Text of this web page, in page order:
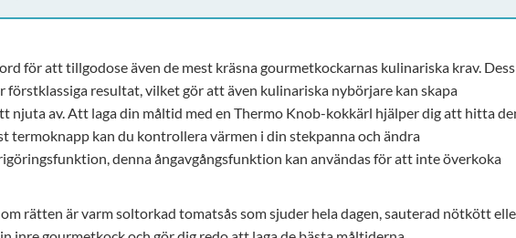
för att tillgodose även de mest kräsna gourmetkockarnas kulinariska krav.
förstklassiga resultat, vilket gör att även kulinariska nybörjare kan skapa
njuta av. Att laga din måltid med en Thermo Knob-kokkärl hjälper dig att hitta
termoknapp kan du kontrollera värmen i din stekpanna och ändra
denna ångavgångsfunktion kan användas för att inte överkoka
rätten är varm soltorkad tomatsås som sjuder hela dagen, sauterad nötkött